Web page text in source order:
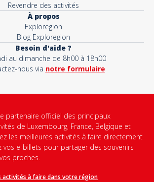
Revendre des activités
À propos
Exploregion
Blog Exploregion
Besoin d'aide ?
au dimanche de 8h00 à 18h00
nous via notre formulaire
partenaire officiel des principaux
de Luxembourg, France, Belgique et
les meilleures activités à faire directement
vos e-billets pour partager des souvenirs
proches.
activités à faire dans votre région